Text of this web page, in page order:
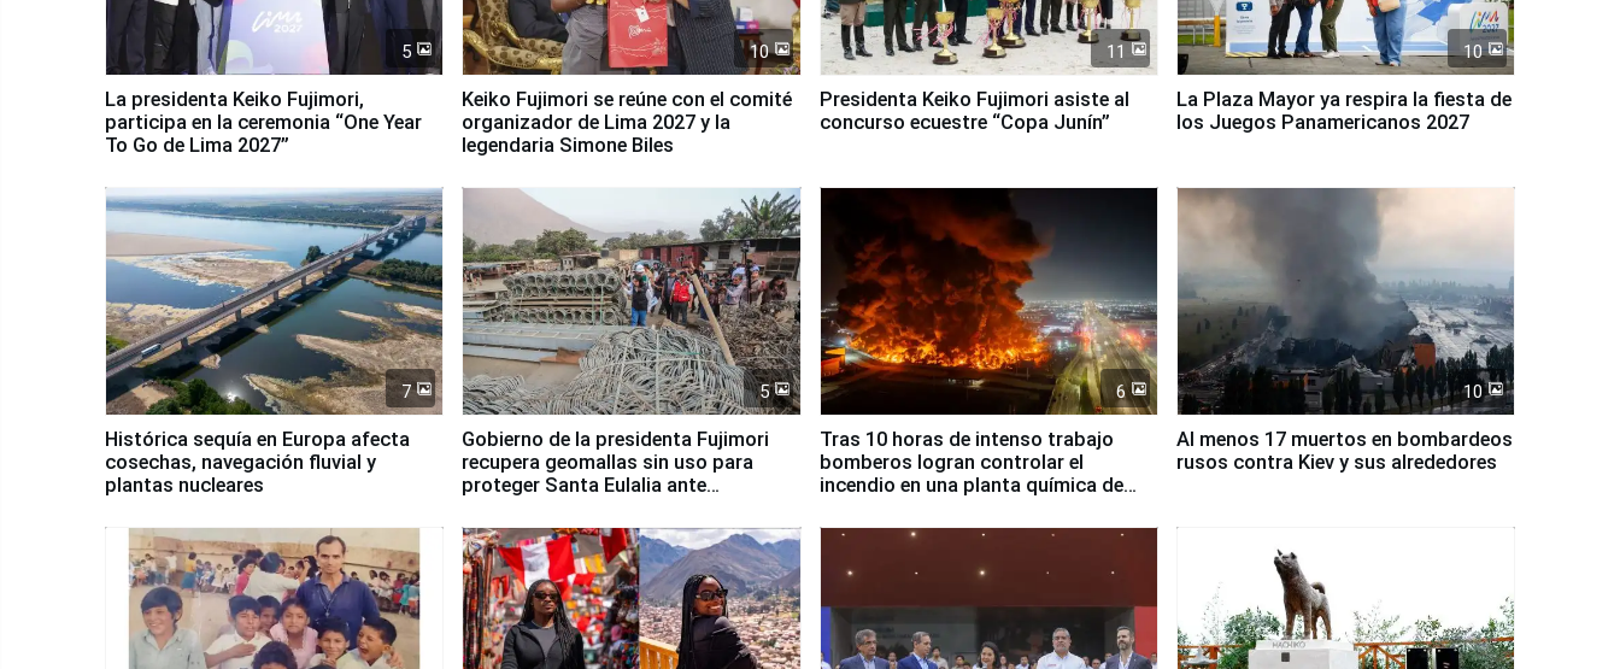
5
La presidenta Keiko Fujimori,
participa en la ceremonia “One Year
To Go de Lima 2027”
10
Keiko Fujimori se reúne con el comité
organizador de Lima 2027 y la
legendaria Simone Biles
11
Presidenta Keiko Fujimori asiste al
concurso ecuestre “Copa Junín”
10
La Plaza Mayor ya respira la fiesta de
los Juegos Panamericanos 2027
7
Histórica sequía en Europa afecta
cosechas, navegación fluvial y
plantas nucleares
5
Gobierno de la presidenta Fujimori
recupera geomallas sin uso para
proteger Santa Eulalia ante
6
Tras 10 horas de intenso trabajo
bomberos logran controlar el
incendio en una planta química de
10
Al menos 17 muertos en bombardeos
rusos contra Kiev y sus alrededores